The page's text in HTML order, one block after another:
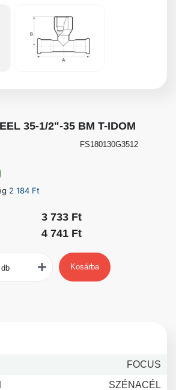
35-1/2"-35 BM T-IDOM
FS180130G3512
2 184 Ft
3 733 Ft
4 741 Ft
db Kosárba
FOCUS
SZÉNACÉL